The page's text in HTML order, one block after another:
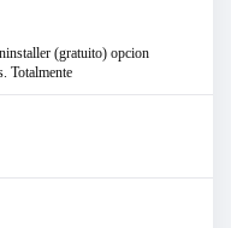
(gratuito) opcion
Totalmente